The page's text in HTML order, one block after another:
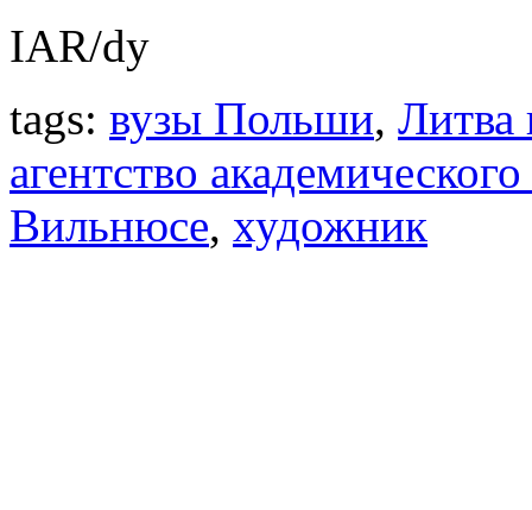
IAR/dy
tags: вузы Польши,
агентство
Вильнюсе, художник